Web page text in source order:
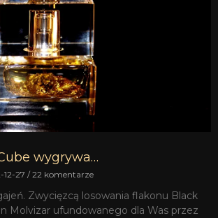
wygrywa…
12-27 22 komentarze
Zwycięzcą losowania flakonu Black
Molvizar ufundowanego dla Was przez